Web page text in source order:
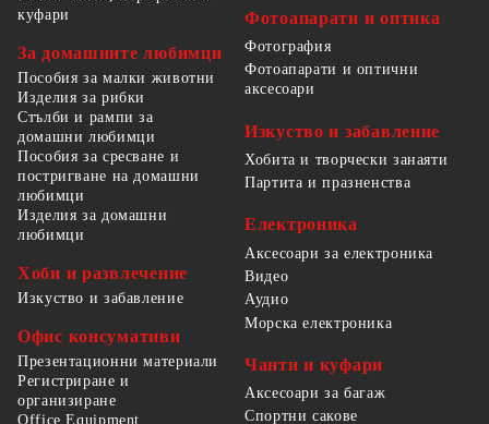
куфари
За домашните любимци
Пособия за малки животни
Изделия за рибки
Стълби и рампи за
домашни любимци
Пособия за сресване и
постригване на домашни
любимци
Изделия за домашни
любимци
Хоби и развлечение
Изкуство и забавление
Офис консумативи
Презентационни материали
Регистриране и
организиране
Office Equipment
Фотоапарати и оптика
Фотография
Фотоапарати и оптични
аксесоари
Изкуство и забавление
Хобита и творчески занаяти
Партита и празненства
Електроника
Аксесоари за електроника
Видео
Аудио
Морска електроника
Чанти и куфари
Аксесоари за багаж
Спортни сакове